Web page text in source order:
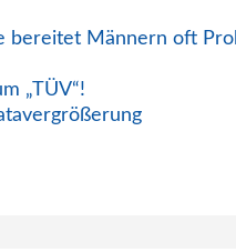
bereitet Männern oft
„TÜV“!